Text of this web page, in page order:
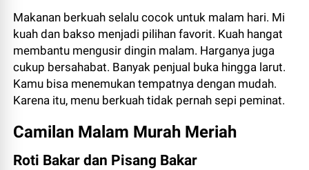
Makanan berkuah selalu cocok untuk malam hari. Mi
kuah dan bakso menjadi pilihan favorit. Kuah hangat
membantu mengusir dingin malam. Harganya juga
cukup bersahabat. Banyak penjual buka hingga larut.
Kamu bisa menemukan tempatnya dengan mudah.
Karena itu, menu berkuah tidak pernah sepi peminat.
Camilan Malam Murah Meriah
Roti Bakar dan Pisang Bakar